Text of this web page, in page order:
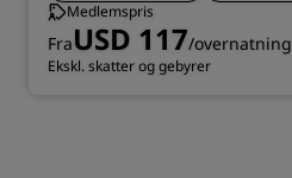
Medlemspris
FraUSD 117/overnatning
Ekskl. skatter og gebyrer